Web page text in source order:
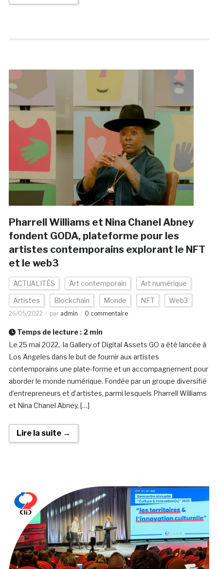
Pharrell Williams et Nina Chanel Abney
fondent GODA, plateforme pour les
artistes contemporains explorant le NFT
et le web3
ACTUALITÉS Art contemporain Art numérique
Artistes Blockchain Monde NFT Web3
26/05/2022 par admin 0 commentaire
Temps de lecture : 2 min
Le 25 mai 2022, la Gallery of Digital Assets GO a été lancée à
Los Angeles dans le but de fournir aux artistes
contemporains une plate-forme et un accompagnement pour
aborder le monde numérique. Fondée par un groupe diversifié
d’entrepreneurs et d’artistes, parmi lesquels Pharrell Williams
et Nina Chanel Abney, […]
Lire la suite →